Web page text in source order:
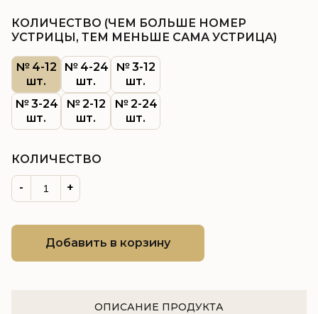
КОЛИЧЕСТВО (ЧЕМ БОЛЬШЕ НОМЕР
УСТРИЦЫ, ТЕМ МЕНЬШЕ САМА УСТРИЦА)
№ 4-12
шт.
№ 4-24
шт.
№ 3-12
шт.
№ 3-24
шт.
№ 2-12
шт.
№ 2-24
шт.
КОЛИЧЕСТВО
- +
Добавить в корзину
ОПИСАНИЕ ПРОДУКТА